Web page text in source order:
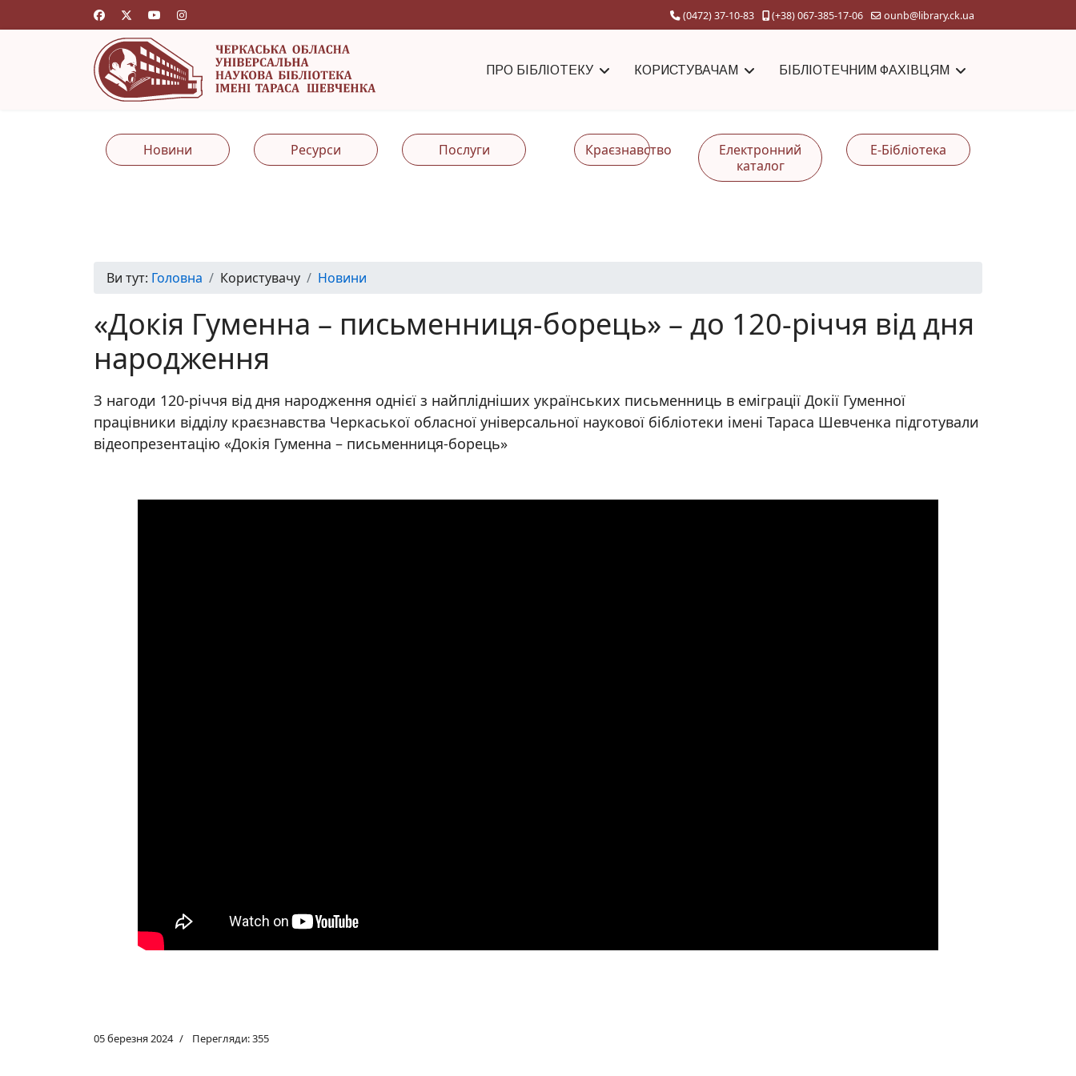
(0472) 37-10-83 (+38) 067-385-17-06 ounb@library.ck.ua
ПРО БІБЛІОТЕКУ КОРИСТУВАЧАМ БІБЛІОТЕЧНИМ ФАХІВЦЯМ
Новини Ресурси Послуги Краєзнавство
Електронний
каталог
Е-Бібліотека
Ви тут: Головна Користувачу Новини
«Докія Гуменна – письменниця-борець» – до 120-річчя від дня
народження
З нагоди 120-річчя від дня народження однієї з найплідніших українських письменниць в еміграції Докії Гуменної
працівники відділу краєзнавства Черкаської обласної універсальної наукової бібліотеки імені Тараса Шевченка підготували
відеопрезентацію «Докія Гуменна – письменниця-борець»
05 березня 2024 Перегляди: 355